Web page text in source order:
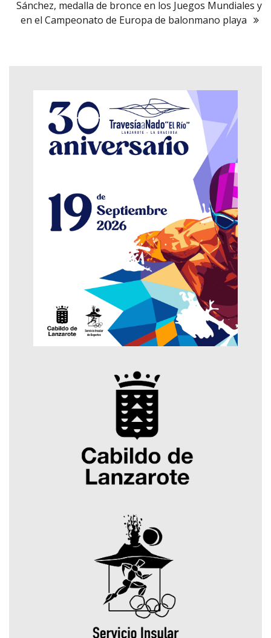
Sánchez, medalla de bronce en los Juegos Mundiales y
en el Campeonato de Europa de balonmano playa